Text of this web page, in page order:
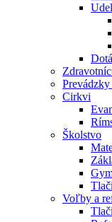
Cirkvi
Školstvo
Voľby a